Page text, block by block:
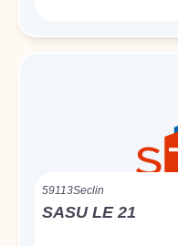
59113Seclin
SASU LE 21